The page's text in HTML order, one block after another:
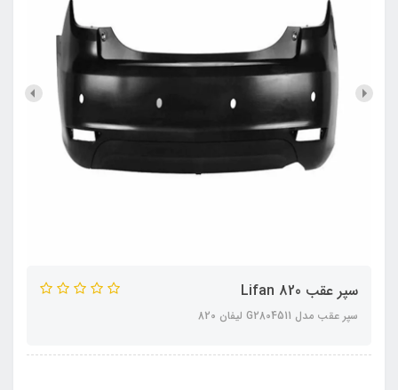
سپر عقب Lifan 820
سپر عقب مدل G2804511 لیفان 820